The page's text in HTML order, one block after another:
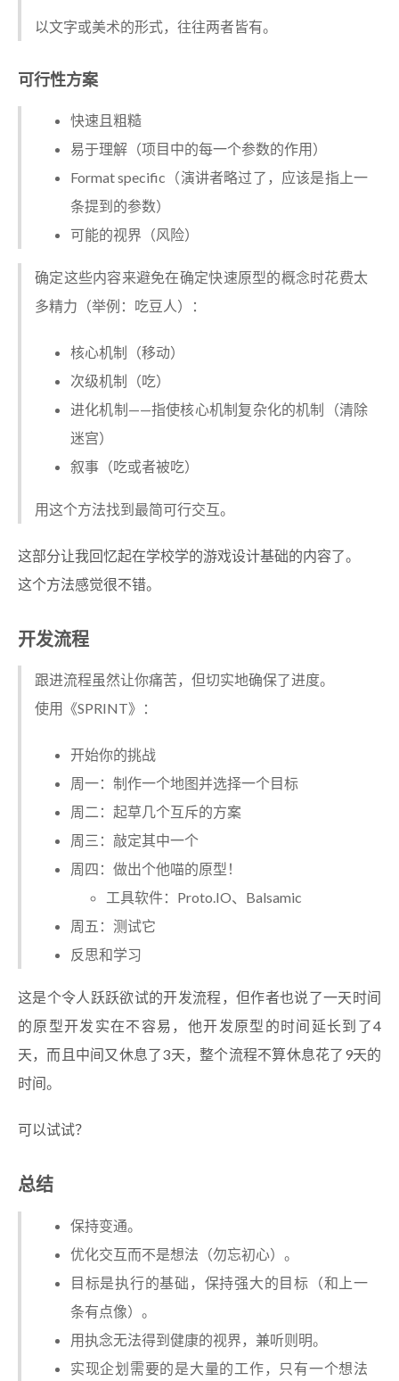
以文字或美术的形式，往往两者皆有。
可行性方案
快速且粗糙
易于理解（项目中的每一个参数的作用）
Format specific（演讲者略过了，应该是指上一
条提到的参数）
可能的视界（风险）
确定这些内容来避免在确定快速原型的概念时花费太
多精力（举例：吃豆人）：
核心机制（移动）
次级机制（吃）
进化机制——指使核心机制复杂化的机制（清除
迷宫）
叙事（吃或者被吃）
用这个方法找到最简可行交互。
这部分让我回忆起在学校学的游戏设计基础的内容了。
这个方法感觉很不错。
开发流程
跟进流程虽然让你痛苦，但切实地确保了进度。
使用《SPRINT》：
开始你的挑战
周一：制作一个地图并选择一个目标
周二：起草几个互斥的方案
周三：敲定其中一个
周四：做出个他喵的原型！
工具软件：Proto.IO、Balsamic
周五：测试它
反思和学习
这是个令人跃跃欲试的开发流程，但作者也说了一天时间
的原型开发实在不容易，他开发原型的时间延长到了4
天，而且中间又休息了3天，整个流程不算休息花了9天的
时间。
可以试试？
总结
保持变通。
优化交互而不是想法（勿忘初心）。
目标是执行的基础，保持强大的目标（和上一
条有点像）。
用执念无法得到健康的视界，兼听则明。
实现企划需要的是大量的工作，只有一个想法